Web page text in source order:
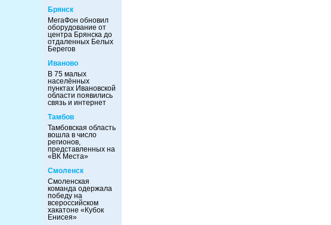
Брянск
МегаФон обновил
оборудование от
центра Брянска до
отдаленных Белых
Берегов
Иваново
В 75 малых
населённых
пунктах Ивановской
области появились
связь и интернет
Тамбов
Тамбовская область
вошла в число
регионов,
представленных на
«ВК Места»
Смоленск
Смоленская
команда одержала
победу на
всероссийском
хакатоне «Кубок
Енисея»